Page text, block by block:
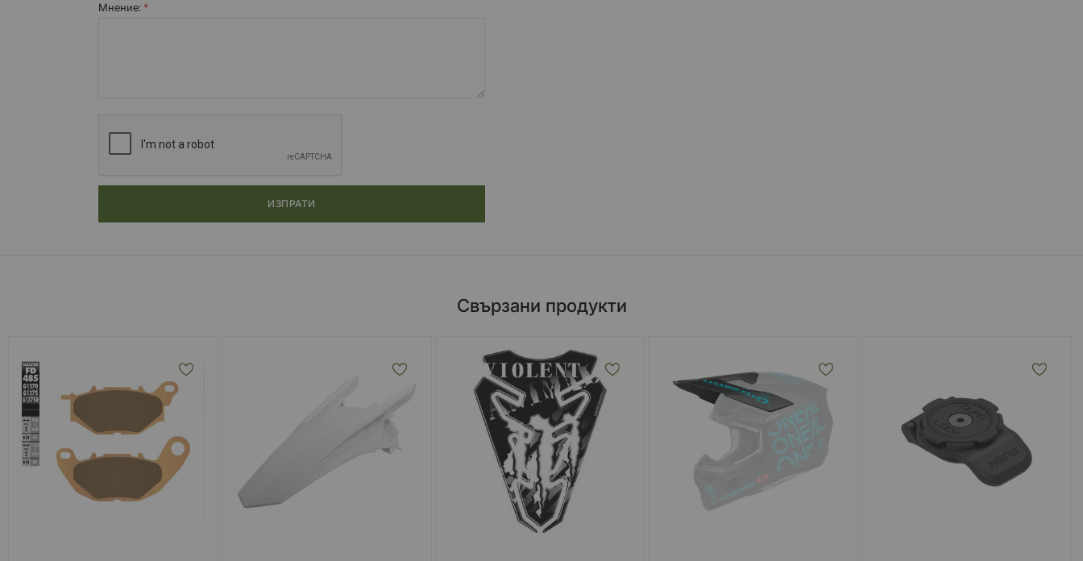
Мнение:
ИЗПРАТИ
Свързани продукти